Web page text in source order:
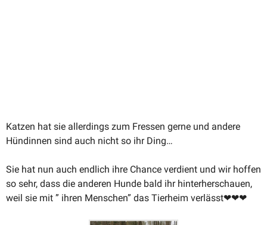
Katzen hat sie aller­dings zum Fressen gerne und andere
Hündinnen sind auch nicht so ihr Ding…
Sie hat nun auch endlich ihre Chance verdient und wir hoffen
so sehr, dass die anderen Hunde bald ihr hinter­her­schauen,
weil sie mit ” ihren Menschen” das Tierheim verlässt❤❤❤